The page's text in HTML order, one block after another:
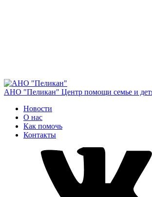
АНО "Пеликан" Центр помощи семье и
Новости
О нас
Как помочь
Контакты